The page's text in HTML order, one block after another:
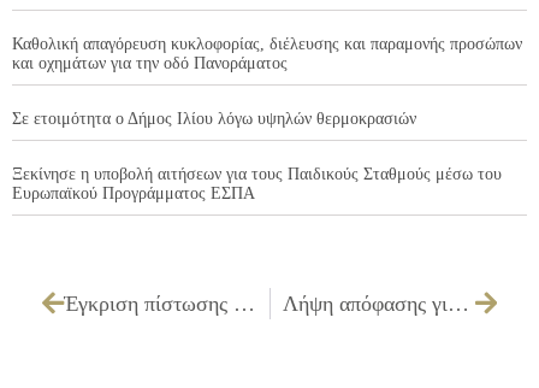
Καθολική απαγόρευση κυκλοφορίας, διέλευσης και παραμονής προσώπων
και οχημάτων για την οδό Πανοράματος
Σε ετοιμότητα ο Δήμος Ιλίου λόγω υψηλών θερμοκρασιών
Ξεκίνησε η υποβολή αιτήσεων για τους Παιδικούς Σταθμούς μέσω του
Ευρωπαϊκού Προγράμματος ΕΣΠΑ
Έγκριση πίστωσης ποσού 221,91€ που αφορά προσαύξηση ασφαλιστικών εισφορών ΙΚΑ Λήψη απόφασης για την έγκριση του 1ου Ανακεφαλαιωτικού Πίνακα, 1ου Π.Κ.Τ.Μ.Ν.Ε. και 2ης παράτασης του έργου: «EΠΙΣΚΕΥΗ ΣΥΝΤΗΡΗΣΗ ΚΤΙΡΙΟΥ ΕΠΙ ΤΩΝ ΟΔΩΝ ΑΓ. ΦΑΝΟΥΡΙΟΥ, ΑΣΤΡΟΥΣ, ΟΛΥΜΠΙΑΣ, ΤΕΓΕΑΣ» με Α.Μ. ΟΙΚ02/2012